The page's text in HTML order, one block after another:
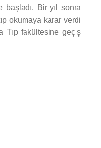
başladı. Bir yıl sonra
okumaya karar verdi
Tıp fakültesine geçiş